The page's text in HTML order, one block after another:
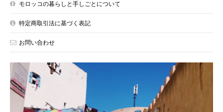
モロッコの暮らしと手しごとについて
特定商取引法に基づく表記
お問い合わせ